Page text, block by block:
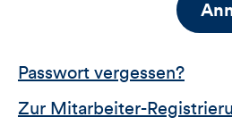
Passwort vergessen?
Zur Mitarbeiter-